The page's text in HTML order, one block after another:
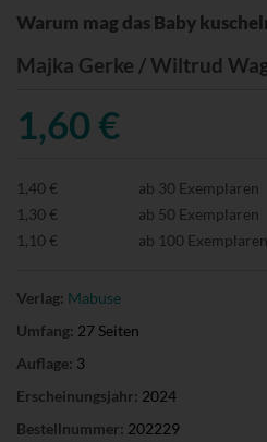
Warum mag das Baby
Majka Gerke / Wiltrud
1,60 €
1,40 € ab 30 Exemplaren
1,30 €
ab 50 Exemplaren
1,10 €
ab 100 Exemplaren
Verlag: Mabuse
Umfang: 27 Seiten
Auflage: 3
Erscheinungsjahr: 2024
Bestellnummer: 202229